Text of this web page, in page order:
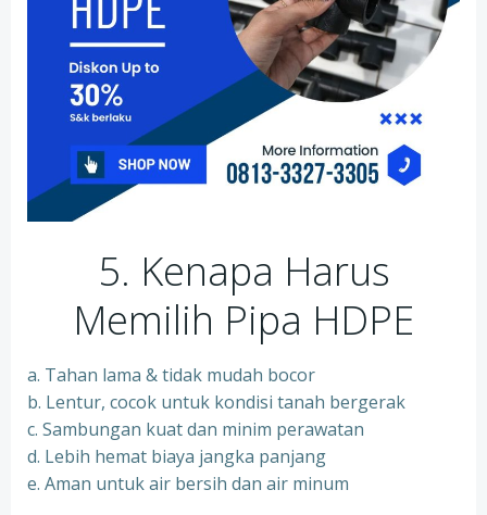
5. Kenapa Harus
Memilih Pipa HDPE
a. Tahan lama & tidak mudah bocor
b. Lentur, cocok untuk kondisi tanah bergerak
c. Sambungan kuat dan minim perawatan
d. Lebih hemat biaya jangka panjang
e. Aman untuk air bersih dan air minum